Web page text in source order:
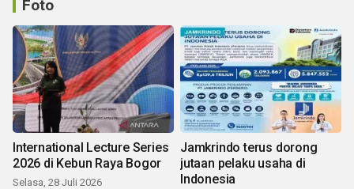
Foto
International Lecture Series
2026 di Kebun Raya Bogor
Selasa, 28 Juli 2026
Jamkrindo terus dorong
jutaan pelaku usaha di
Indonesia